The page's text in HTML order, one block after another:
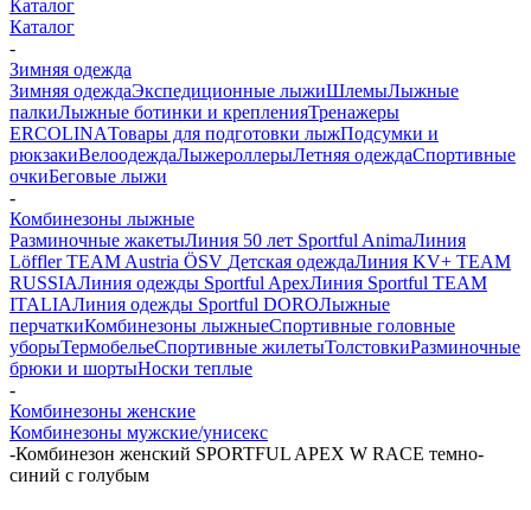
Каталог
Каталог
-
Зимняя одежда
Зимняя одеждаЭкспедиционные лыжиШлемыЛыжные
палкиЛыжные ботинки и крепленияТренажеры
ERCOLINAТовары для подготовки лыжПодсумки и
рюкзакиВелоодеждаЛыжероллерыЛетняя одеждаСпортивные
очкиБеговые лыжи
-
Комбинезоны лыжные
Разминочные жакетыЛиния 50 лет Sportful AnimaЛиния
Löffler TEAM Austria ÖSV Детская одеждаЛиния KV+ TEAM
RUSSIAЛиния одежды Sportful ApexЛиния Sportful TEAM
ITALIAЛиния одежды Sportful DOROЛыжные
перчаткиКомбинезоны лыжныеСпортивные головные
уборыТермобельеСпортивные жилетыТолстовкиРазминочные
брюки и шортыНоски теплые
-
Комбинезоны женские
Комбинезоны мужские/унисекс
-Комбинезон женский SPORTFUL APEX W RACE темно-
синий с голубым